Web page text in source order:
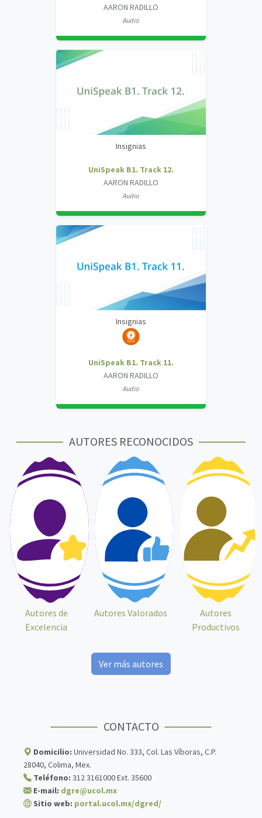
AARON RADILLO
Audio
Insignias
UniSpeak B1. Track 12.
AARON RADILLO
Audio
Insignias
UniSpeak B1. Track 11.
AARON RADILLO
Audio
AUTORES RECONOCIDOS
Autores de
Excelencia
Autores Valorados
Autores
Productivos
Ver más autores
CONTACTO
Domicilio: Universidad No. 333, Col. Las Víboras, C.P.
28040, Colima, Mex.
Teléfono: 312 3161000 Ext. 35600
E-mail: dgre@ucol.mx
Sitio web: portal.ucol.mx/dgred/